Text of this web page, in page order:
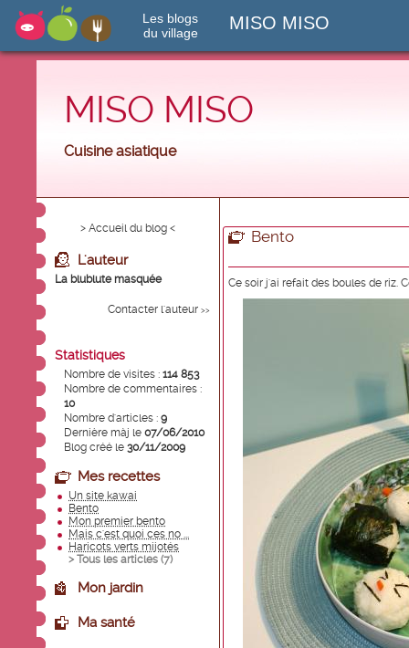
Les blogs
du village
MISO MISO
MISO MISO
Cuisine asiatique
> Accueil du blog <
L'auteur
La blublute masquée
Contacter l'auteur >>
Statistiques
Nombre de visites : 114 853
Nombre de commentaires :
10
Nombre d'articles : 9
Dernière màj le 07/06/2010
Blog créé le 30/11/2009
Mes recettes
Un site kawai
Bento
Mon premier bento
Mais c'est quoi ces no ...
Haricots verts mijotés
> Tous les articles (7)
Mon jardin
Ma santé
Bento
Ce soir j'ai refait des boules de riz.